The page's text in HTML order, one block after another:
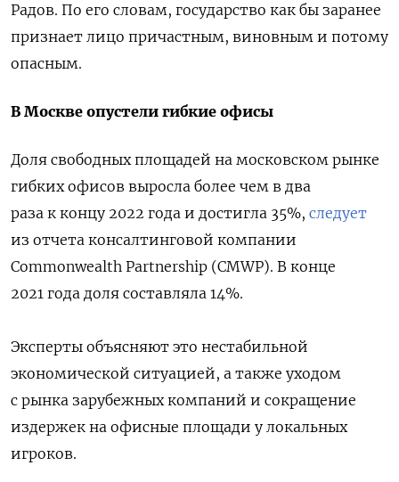
Радов. По его словам, государство как бы заранее
признает лицо причастным, виновным и потому
опасным.
В Москве опустели гибкие офисы
Доля свободных площадей на московском рынке
гибких офисов выросла более чем в два
раза к концу 2022 года и достигла 35%, следует
из отчета консалтинговой компании
Commonwealth Partnership (CMWP). В конце
2021 года доля составляла 14%.
Эксперты объясняют это нестабильной
экономической ситуацией, а также уходом
с рынка зарубежных компаний и сокращение
издержек на офисные площади у локальных
игроков.